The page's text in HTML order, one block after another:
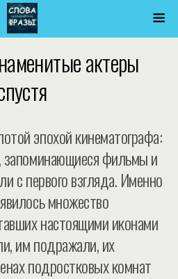
актеры
эпохой кинематографа:
запоминающиеся фильмы и
с первого взгляда. Именно
множество
настоящими иконами
им подражали, их
подростковых комнат